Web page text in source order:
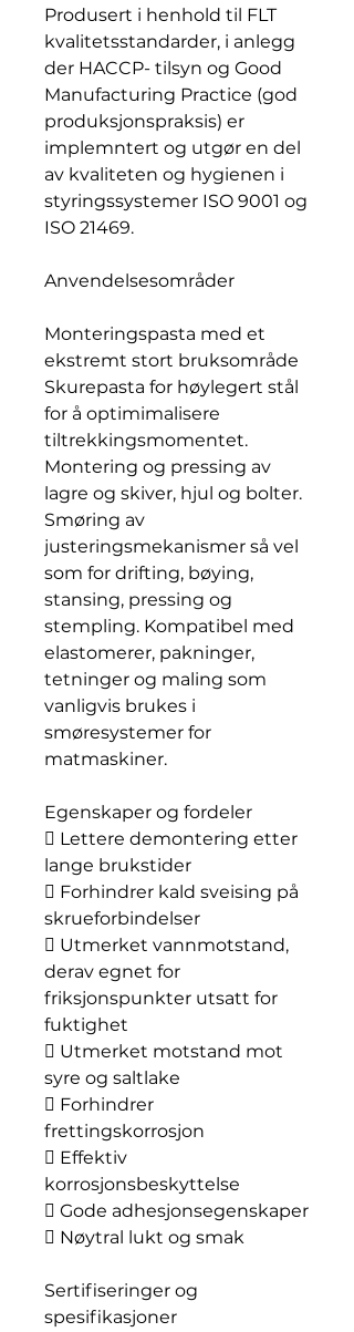
Produsert i henhold til FLT
kvalitetsstandarder, i anlegg
der HACCP- tilsyn og Good
Manufacturing Practice (god
produksjonspraksis) er
implemntert og utgør en del
av kvaliteten og hygienen i
styringssystemer ISO 9001 og
ISO 21469.
Anvendelsesområder
Monteringspasta med et
ekstremt stort bruksområde
Skurepasta for høylegert stål
for å optimimalisere
tiltrekkingsmomentet.
Montering og pressing av
lagre og skiver, hjul og bolter.
Smøring av
justeringsmekanismer så vel
som for drifting, bøying,
stansing, pressing og
stempling. Kompatibel med
elastomerer, pakninger,
tetninger og maling som
vanligvis brukes i
smøresystemer for
matmaskiner.
Egenskaper og fordeler
 Lettere demontering etter
lange brukstider
 Forhindrer kald sveising på
skrueforbindelser
 Utmerket vannmotstand,
derav egnet for
friksjonspunkter utsatt for
fuktighet
 Utmerket motstand mot
syre og saltlake
 Forhindrer
frettingskorrosjon
 Effektiv
korrosjonsbeskyttelse
 Gode adhesjonsegenskaper
 Nøytral lukt og smak
Sertifiseringer og
spesifikasjoner